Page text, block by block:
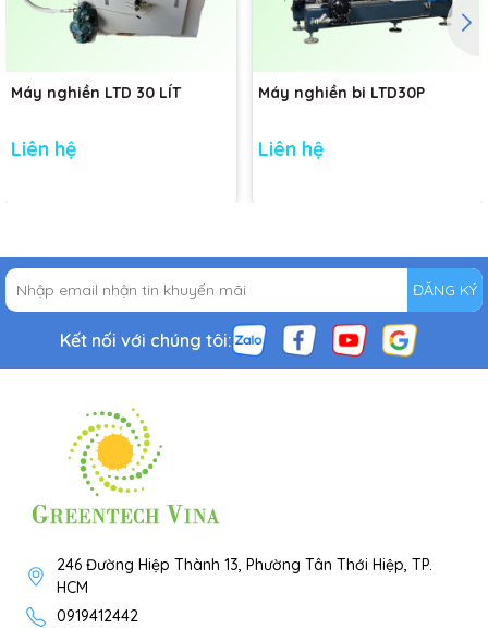
Máy nghiền LTD 30 LÍT
Liên hệ
Máy nghiền bi LTD30P
Liên hệ
ĐĂNG KÝ
Kết nối với chúng tôi:
246 Đường Hiệp Thành 13, Phường Tân Thới Hiệp, TP.
HCM
0919412442